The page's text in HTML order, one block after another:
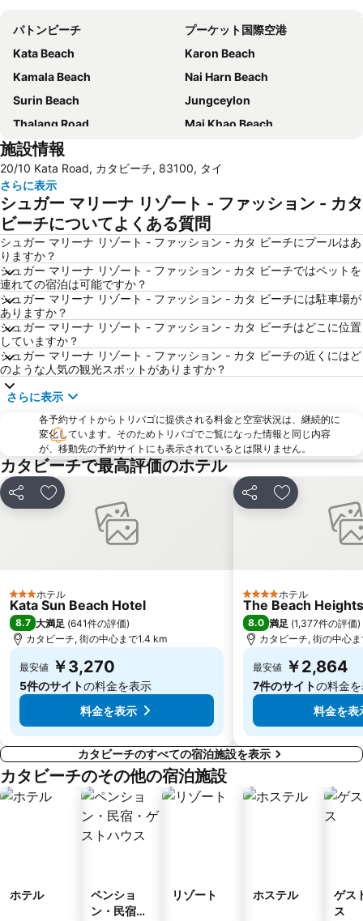
パトンビーチ
プーケット国際空港
Kata Beach
Karon Beach
Kamala Beach
Nai Harn Beach
Surin Beach
Jungceylon
Thalang Road
Mai Khao Beach
Bangla Thai Boxing
Ko Yao Noi
Soi Bangla
Wat Chalong
Mamma Mia
Freedom Beach
Central Festival Phuket
Phuket Sea Shell Museum
Phuket Aquarium
Soi Romanee
Phuket Zoo
施設情報
20/10 Kata Road, カタビーチ, 83100, タイ
さらに表示
シュガー マリーナ リゾート - ファッション - カタ
ビーチについてよくある質問
シュガー マリーナ リゾート - ファッション - カタ ビーチにプールはあ
りますか？
シュガー マリーナ リゾート - ファッション - カタ ビーチではペットを
連れての宿泊は可能ですか？
シュガー マリーナ リゾート - ファッション - カタ ビーチには駐車場が
ありますか？
シュガー マリーナ リゾート - ファッション - カタ ビーチはどこに位置
していますか？
シュガー マリーナ リゾート - ファッション - カタ ビーチの近くにはど
のような人気の観光スポットがありますか？
さらに表示
各予約サイトからトリバゴに提供される料金と空室状況は、継続的に
変化しています。そのためトリバゴでご覧になった情報と同じ内容
が、移動先の予約サイトにも表示されているとは限りません。
カタビーチで最高評価のホテル
シェア お気に入りに追加
3 ホテルのランク
ホテル
Kata Sun Beach Hotel
8.7 大満足 (641件の評価)
カタビーチ, 街の中心まで1.4 km
最安値 ￥3,270
5件のサイトの料金を表示
料金を表示
シェア お気に入りに
4 ホテルのランク
ホテル
The Beach
8.0 満足 (1,377件の評価)
カタビーチ, 街の中心
最安値 ￥2,864
7件のサイトの料金
料金を表
カタビーチのすべての宿泊施設を表示
カタビーチのその他の宿泊施設
ホテル
ペンショ
ン・民宿・
リゾート ホステル
ゲス
ス